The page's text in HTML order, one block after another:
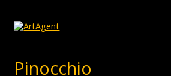
Pinocchio